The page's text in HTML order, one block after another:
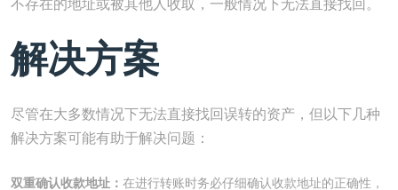
不存在的地址或被其他人收取，一般情况下无法直接找回。
解决方案
尽管在大多数情况下无法直接找回误转的资产，但以下几种
解决方案可能有助于解决问题：
双重确认收款地址： 在进行转账时务必仔细确认收款地址的正确性，